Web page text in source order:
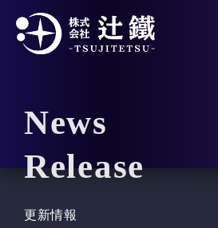
News
Release
更新情報